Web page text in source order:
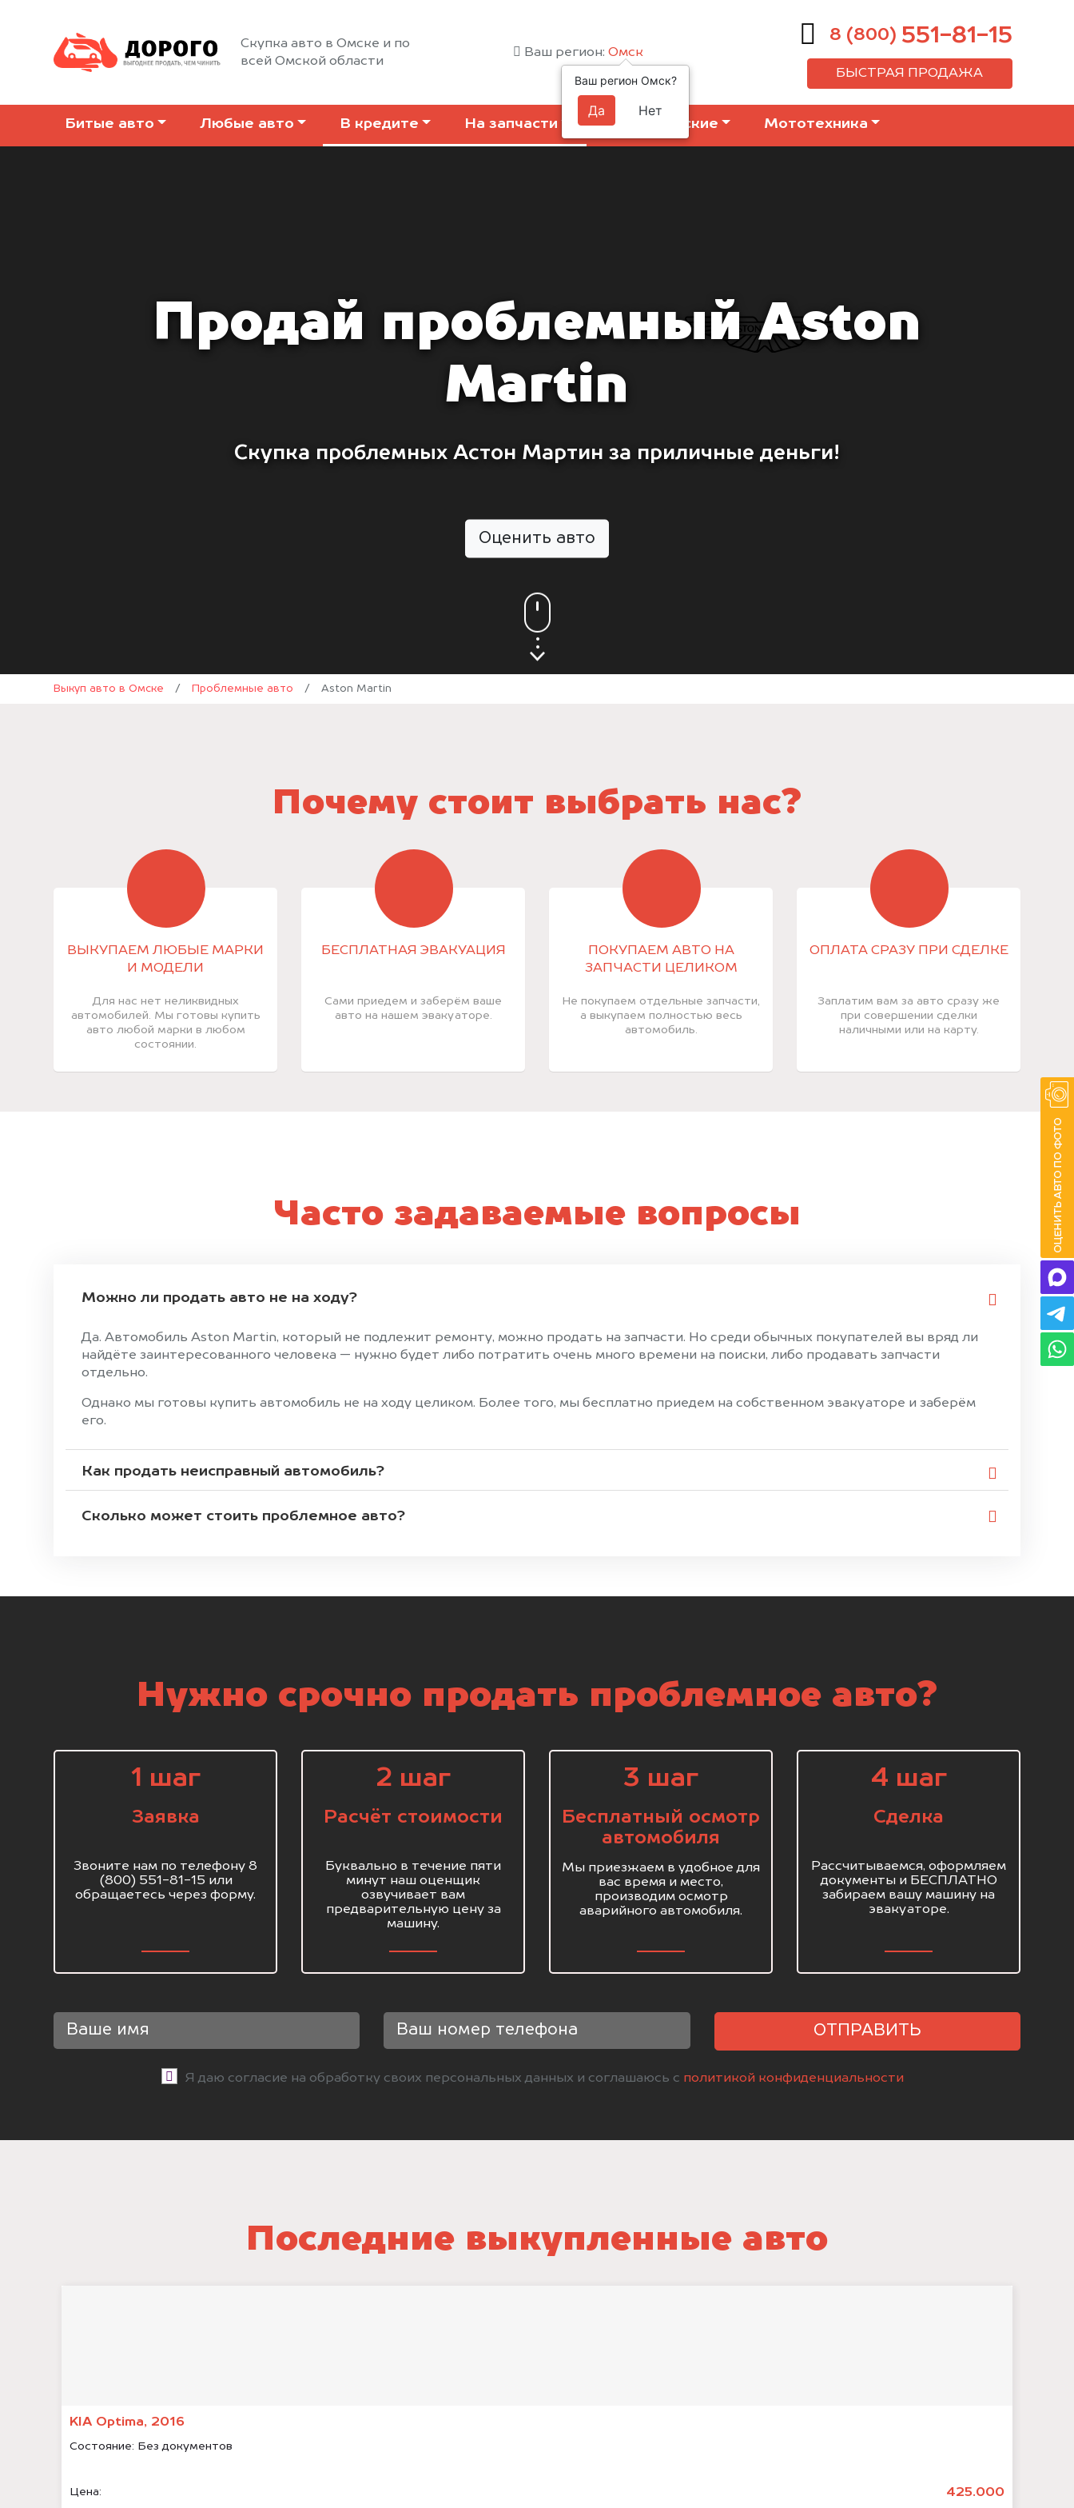
Скупка авто в Омске и по
всей Омской области
Ваш регион:Омск
8 (800) 551-81-15
БЫСТРАЯ ПРОДАЖА
Битые авто Любые авто В кредите На запчасти Коммерческие Мототехника
Продай проблемный Aston
Martin
Скупка проблемных Астон Мартин за приличные деньги!
Оценить авто
Выкуп авто в Омске / Проблемные авто / Aston Martin
Почему стоит выбрать нас?
ВЫКУПАЕМ ЛЮБЫЕ МАРКИ
И МОДЕЛИ
Для нас нет неликвидных
автомобилей. Мы готовы купить
авто любой марки в любом
состоянии.
БЕСПЛАТНАЯ ЭВАКУАЦИЯ
Сами приедем и заберём ваше
авто на нашем эвакуаторе.
ПОКУПАЕМ АВТО НА
ЗАПЧАСТИ ЦЕЛИКОМ
Не покупаем отдельные запчасти,
а выкупаем полностью весь
автомобиль.
ОПЛАТА СРАЗУ ПРИ СДЕЛКЕ
Заплатим вам за авто сразу же
при совершении сделки
наличными или на карту.
Часто задаваемые вопросы
Можно ли продать авто не на ходу?
Да. Автомобиль Aston Martin, который не подлежит ремонту, можно продать на запчасти. Но среди обычных покупателей вы вряд ли
найдёте заинтересованного человека — нужно будет либо потратить очень много времени на поиски, либо продавать запчасти
отдельно.
Однако мы готовы купить автомобиль не на ходу целиком. Более того, мы бесплатно приедем на собственном эвакуаторе и заберём
его.
Как продать неисправный автомобиль?
Сколько может стоить проблемное авто?
Нужно срочно продать проблемное авто?
1 шаг
Заявка
Звоните нам по телефону 8
(800) 551-81-15 или
обращаетесь через форму.
2 шаг
Расчёт стоимости
Буквально в течение пяти
минут наш оценщик
озвучивает вам
предварительную цену за
машину.
3 шаг
Бесплатный осмотр
автомобиля
Мы приезжаем в удобное для
вас время и место,
производим осмотр
аварийного автомобиля.
4 шаг
Сделка
Рассчитываемся, оформляем
документы и БЕСПЛАТНО
забираем вашу машину на
эвакуаторе.
ОТПРАВИТЬ
Я даю согласие на обработку своих персональных данных и соглашаюсь с политикой конфиденциальности
Последние выкупленные авто
KIA Optima, 2016
Состояние: Без документов
Цена: 425.000
Ваш регион Омск?
Да Нет